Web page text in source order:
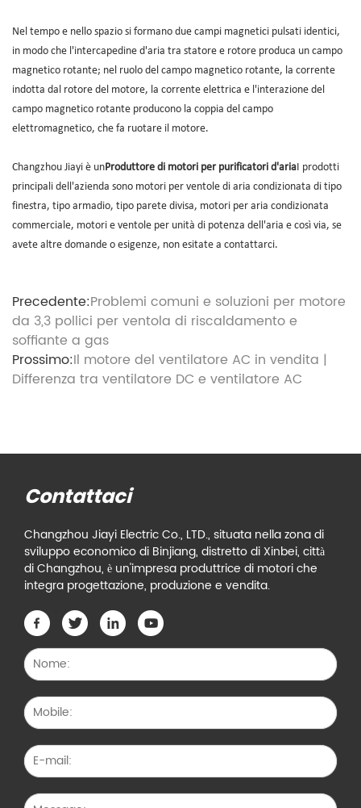
Nel tempo e nello spazio si formano due campi magnetici pulsati identici,
in modo che l'intercapedine d'aria tra statore e rotore produca un campo
magnetico rotante; nel ruolo del campo magnetico rotante, la corrente
indotta dal rotore del motore, la corrente elettrica e l'interazione del
campo magnetico rotante producono la coppia del campo
elettromagnetico, che fa ruotare il motore.
Changzhou Jiayi è unProduttore di motori per purificatori d'ariaI prodotti
principali dell'azienda sono motori per ventole di aria condizionata di tipo
finestra, tipo armadio, tipo parete divisa, motori per aria condizionata
commerciale, motori e ventole per unità di potenza dell'aria e così via, se
avete altre domande o esigenze, non esitate a contattarci.
Precedente:Problemi comuni e soluzioni per motore
da 3,3 pollici per ventola di riscaldamento e
soffiante a gas
Prossimo:Il motore del ventilatore AC in vendita |
Differenza tra ventilatore DC e ventilatore AC
Contattaci
Changzhou Jiayi Electric Co., LTD., situata nella zona di
sviluppo economico di Binjiang, distretto di Xinbei, città
di Changzhou, è un'impresa produttrice di motori che
integra progettazione, produzione e vendita.